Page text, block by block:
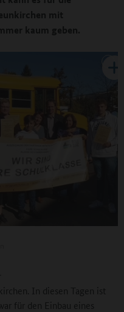
mit
kaum geben.
In diesen Tagen ist
für den Einbau eines